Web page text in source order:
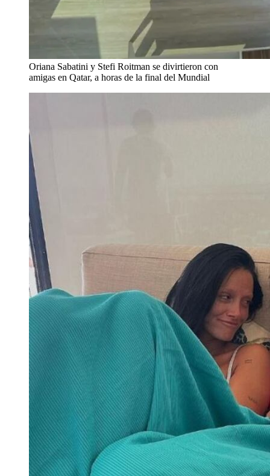
Oriana Sabatini y Stefi Roitman se divirtieron con
amigas en Qatar, a horas de la final del Mundial